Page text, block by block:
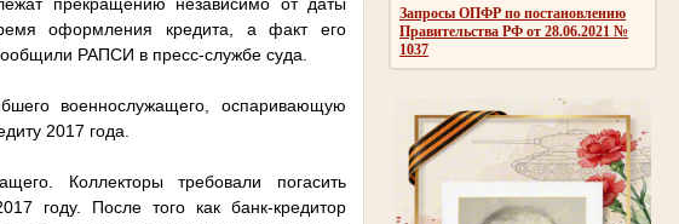
Запросы ОПФР по постановлению
Правительства РФ от 28.06.2021 №
1037
оформления кредита, а факт его
РАПСИ в пресс-службе суда.
военнослужащего, оспаривающую
2017 года.
Коллекторы требовали погасить
году. После того как банк-кредитор